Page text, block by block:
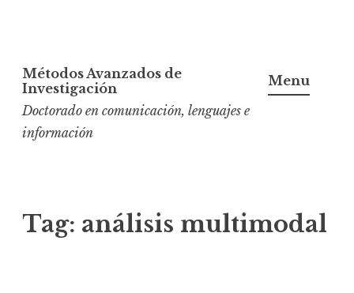
k
o
n
Métodos Avanzados de
Investigación
Doctorado en comunicación, lenguajes e
información
Menu
Tag: análisis multimodal